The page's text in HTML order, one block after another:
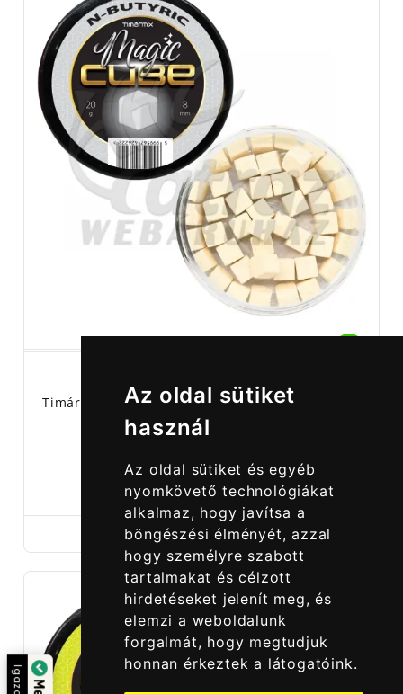
Az oldal sütiket
használ
Az oldal sütiket és egyéb
nyomkövető technológiákat
alkalmaz, hogy javítsa a
böngészési élményét, azzal
hogy személyre szabott
tartalmakat és célzott
hirdetéseket jelenít meg, és
elemzi a weboldalunk
forgalmát, hogy megtudjuk
honnan érkeztek a látogatóink.
Timár Mix Magic Cube Wafter - White N-Butyric
1 990,00 Ft